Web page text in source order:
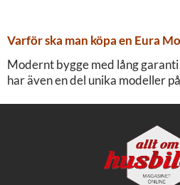
Varför ska man köpa en Eura
Modernt bygge med lång
har även en del unika modeller